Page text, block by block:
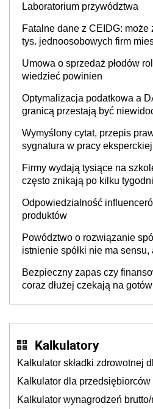
Laboratorium przywództwa
Fatalne dane z CEIDG:
tys. jednoosobowych firm
Umowa o sprzedaż płodów
wiedzieć powinien
Optymalizacja podatkowa a
granicą przestają być
Wymyślony cytat, przepis
sygnatura w pracy
Firmy wydają tysiące na
często znikają po kilku
Odpowiedzialność
produktów
Powództwo o rozwiązanie
istnienie spółki nie ma
Bezpieczny zapas czy
coraz dłużej czekają na
Kalkulatory
Kalkulator składki zdrowotnej
Kalkulator dla przedsiębiorców
Kalkulator wynagrodzeń